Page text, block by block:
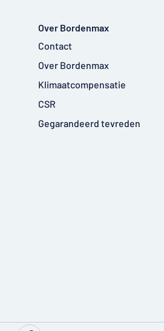
Over Bordenmax
Contact
Over Bordenmax
Klimaatcompensatie
CSR
Gegarandeerd tevreden